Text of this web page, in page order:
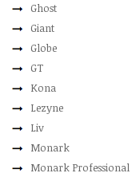
Ghost
Giant
Globe
GT
Kona
Lezyne
Liv
Monark
Monark Professional